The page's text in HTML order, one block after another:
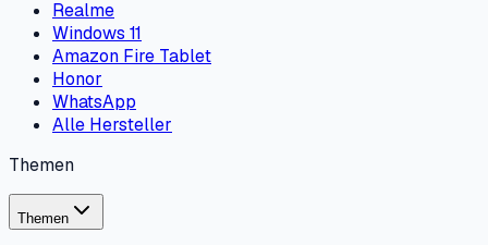
Realme
Windows 11
Amazon Fire Tablet
Honor
WhatsApp
Alle Hersteller
Themen
Themen